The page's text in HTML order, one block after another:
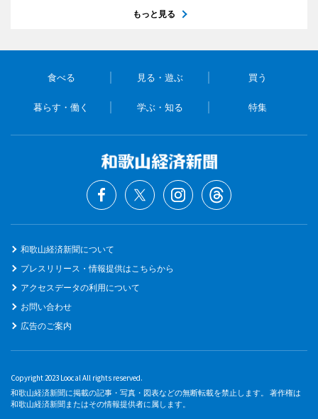
もっと見る
食べる 見る・遊ぶ 買う
暮らす・働く 学ぶ・知る 特集
和歌山経済新聞について
プレスリリース・情報提供はこちらから
アクセスデータの利用について
お問い合わせ
広告のご案内
Copyright 2023 Loocal All rights reserved.
和歌山経済新聞に掲載の記事・写真・図表などの無断転載を禁止します。 著作権は
和歌山経済新聞またはその情報提供者に属します。